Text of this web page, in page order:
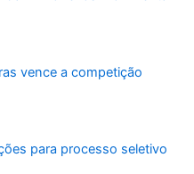
vence a competição
para processo seletivo